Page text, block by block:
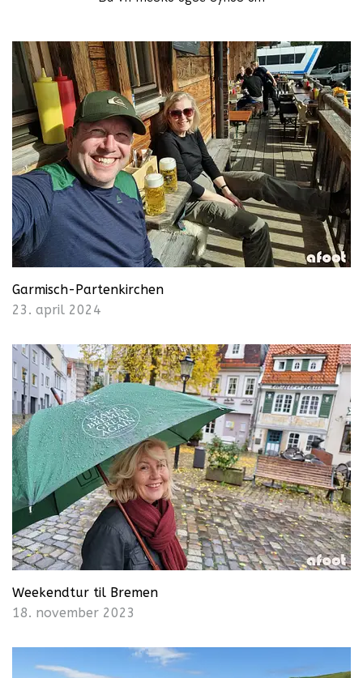
Garmisch-Partenkirchen
23. april 2024
Weekendtur til Bremen
18. november 2023